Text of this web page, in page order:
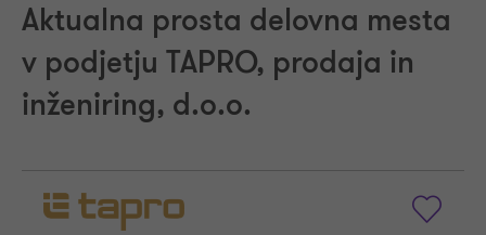
Aktualna prosta delovna mesta
v podjetju TAPRO, prodaja in
inženiring, d.o.o.